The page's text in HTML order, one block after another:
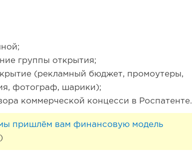
группы открытия;
(рекламный бюджет, промоутеры,
фотограф, шарики);
коммерческой концесси в Роспатенте.
пришлём вам финансовую модель